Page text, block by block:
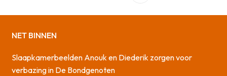
NET BINNEN
Slaapkamerbeelden Anouk en Diederik zorgen voor
verbazing in De Bondgenoten